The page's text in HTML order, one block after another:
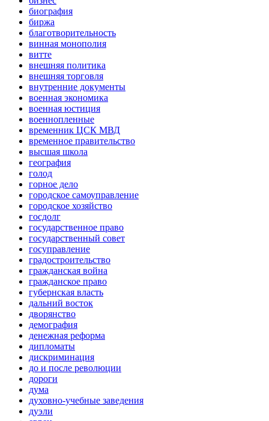
биография
биржа
благотворительность
винная монополия
витте
внешняя политика
внешняя торговля
внутренние документы
военная экономика
военная юстиция
военнопленные
временник ЦСК МВД
временное правительство
высшая школа
география
голод
горное дело
городское самоуправление
городское хозяйство
госдолг
государственное право
государственный совет
госуправление
градостроительство
гражданская война
гражданское право
губернская власть
дальний восток
дворянство
демография
денежная реформа
дипломаты
дискриминация
до и после революции
дороги
дума
духовно-учебные заведения
дуэли